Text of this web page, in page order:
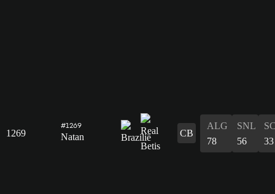
1269
#1269
Natan CB
ALG
78
SNL
56
33